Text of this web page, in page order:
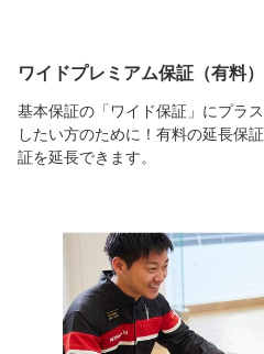
ワイドプレミアム保証（有料）
基本保証の「ワイド保証」にプラ
したい方のために！有料の延長保
証を延長できます。